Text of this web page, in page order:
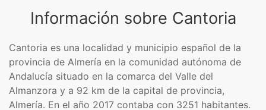
Información sobre Cantoria
Cantoria es una localidad y municipio español de la
provincia de Almería en la comunidad autónoma de
Andalucía situado en la comarca del Valle del
Almanzora y a 92 km de la capital de provincia,
Almería. En el año 2017 contaba con 3251 habitantes.